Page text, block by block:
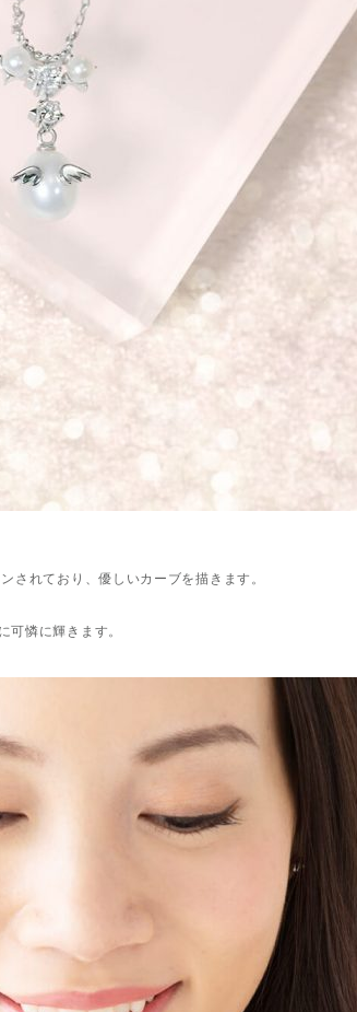
されており、優しいカーブを描きます。
可憐に輝きます。